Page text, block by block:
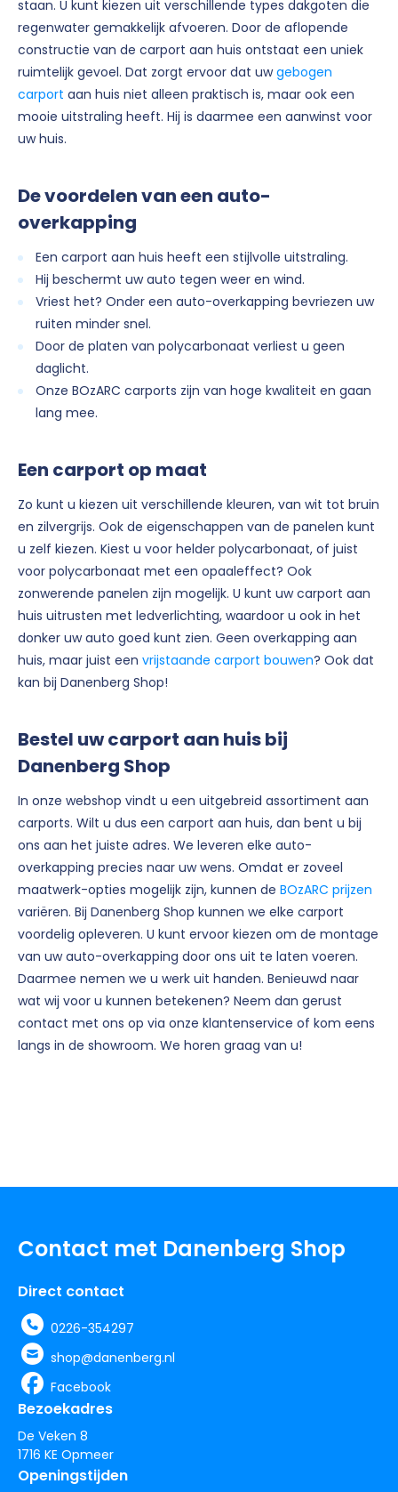
staan. U kunt kiezen uit verschillende types dakgoten die
regenwater gemakkelijk afvoeren. Door de aflopende
constructie van de carport aan huis ontstaat een uniek
ruimtelijk gevoel. Dat zorgt ervoor dat uwgebogen
carport aan huis niet alleen praktisch is, maar ook een
mooie uitstraling heeft. Hij is daarmee een aanwinst voor
uw huis.
De voordelen van een auto-
overkapping
Een carport aan huis heeft een stijlvolle uitstraling.
Hij beschermt uw auto tegen weer en wind.
Vriest het? Onder een auto-overkapping bevriezen uw
ruiten minder snel.
Door de platen van polycarbonaat verliest u geen
daglicht.
Onze BOzARC carports zijn van hoge kwaliteit en gaan
lang mee.
Een carport op maat
Zo kunt u kiezen uit verschillende kleuren, van wit tot bruin
en zilvergrijs. Ook de eigenschappen van de panelen kunt
u zelf kiezen. Kiest u voor helder polycarbonaat, of juist
voor polycarbonaat met een opaaleffect? Ook
zonwerende panelen zijn mogelijk. U kunt uw carport aan
huis uitrusten met ledverlichting, waardoor u ook in het
donker uw auto goed kunt zien. Geen overkapping aan
huis, maar juist een vrijstaande carport bouwen? Ook dat
kan bij Danenberg Shop!
Bestel uw carport aan huis bij
Danenberg Shop
In onze webshop vindt u een uitgebreid assortiment aan
carports. Wilt u dus een carport aan huis, dan bent u bij
ons aan het juiste adres. We leveren elke auto-
overkapping precies naar uw wens. Omdat er zoveel
maatwerk-opties mogelijk zijn, kunnen de BOzARC prijzen
variëren. Bij Danenberg Shop kunnen we elke carport
voordelig opleveren. U kunt ervoor kiezen om de montage
van uw auto-overkapping door ons uit te laten voeren.
Daarmee nemen we u werk uit handen. Benieuwd naar
wat wij voor u kunnen betekenen? Neem dan gerust
contact met ons op via onze klantenservice of kom eens
langs in de showroom. We horen graag van u!
Contact met Danenberg Shop
Direct contact
0226-354297
shop@danenberg.nl
Facebook
Bezoekadres
De Veken 8
1716 KE Opmeer
Openingstijden